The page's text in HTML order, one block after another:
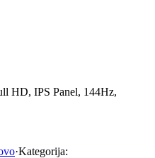
HD, IPS Panel, 144Hz,
·Kategorija: